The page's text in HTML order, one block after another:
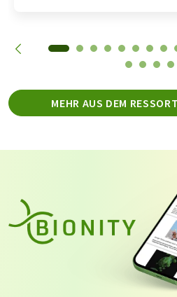
MEHR AUS DEM